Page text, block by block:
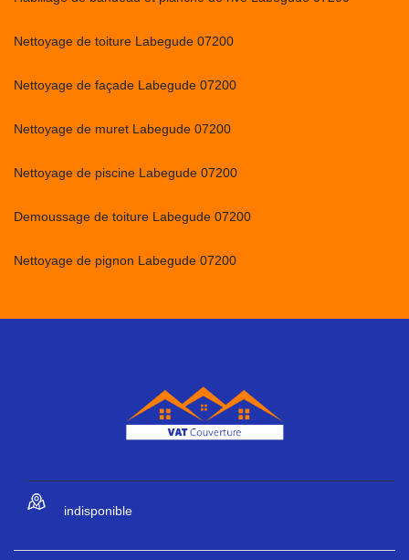
Nettoyage de toiture Labegude 07200
Nettoyage de façade Labegude 07200
Nettoyage de muret Labegude 07200
Nettoyage de piscine Labegude 07200
Demoussage de toiture Labegude 07200
Nettoyage de pignon Labegude 07200
indisponible